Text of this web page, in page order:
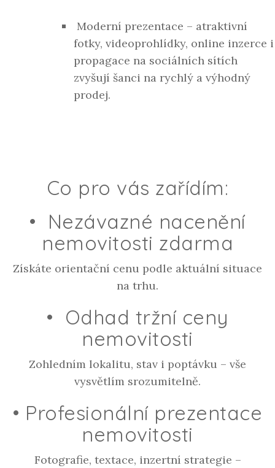
Moderní prezentace – atraktivní
fotky, videoprohlídky, online inzerce i
propagace na sociálních sítích
zvyšují šanci na rychlý a výhodný
prodej.
Co pro vás zařídím:
• Nezávazné nacenění
nemovitosti zdarma
Získáte orientační cenu podle aktuální situace
na trhu.
• Odhad tržní ceny
nemovitosti
Zohledním lokalitu, stav i poptávku – vše
vysvětlím srozumitelně.
• Profesionální prezentace
nemovitosti
Fotografie, textace, inzertní strategie –